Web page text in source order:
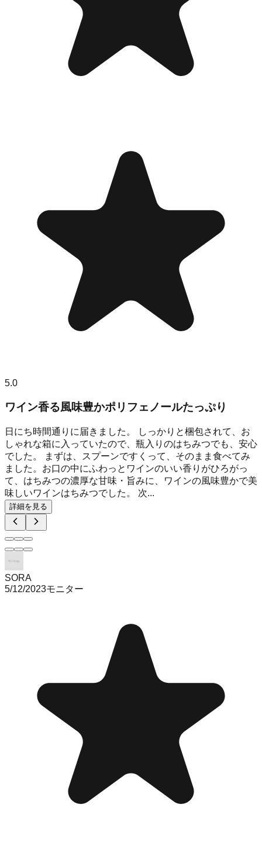
5.0
ワイン香る風味豊かポリフェノールたっぷり
日にち時間通りに届きました。 しっかりと梱包されて、お
しゃれな箱に入っていたので、瓶入りのはちみつでも、安心
でした。 まずは、スプーンですくって、そのまま食べてみ
ました。お口の中にふわっとワインのいい香りがひろがっ
て、はちみつの濃厚な甘味・旨みに、ワインの風味豊かで美
味しいワインはちみつでした。 次...
詳細を見る
SORA
5/12/2023モニター